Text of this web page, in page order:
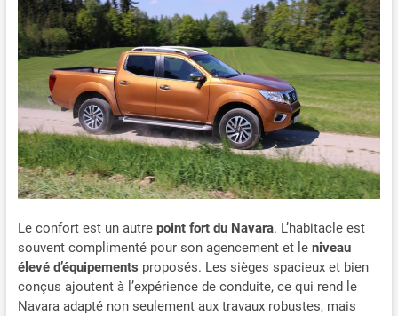
Le confort est un autre point fort du Navara. L’habitacle est
souvent complimenté pour son agencement et le niveau
élevé d’équipements proposés. Les sièges spacieux et bien
conçus ajoutent à l’expérience de conduite, ce qui rend le
Navara adapté non seulement aux travaux robustes, mais